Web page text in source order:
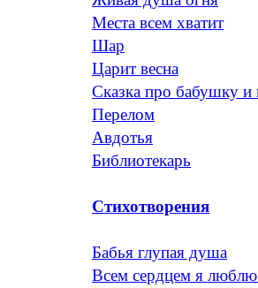
Места всем хватит
Шар
Царит весна
Сказка про бабушку и
Перелом
Авдотья
Библиотекарь
Стихотворения
Бабья глупая душа
Всем сердцем я